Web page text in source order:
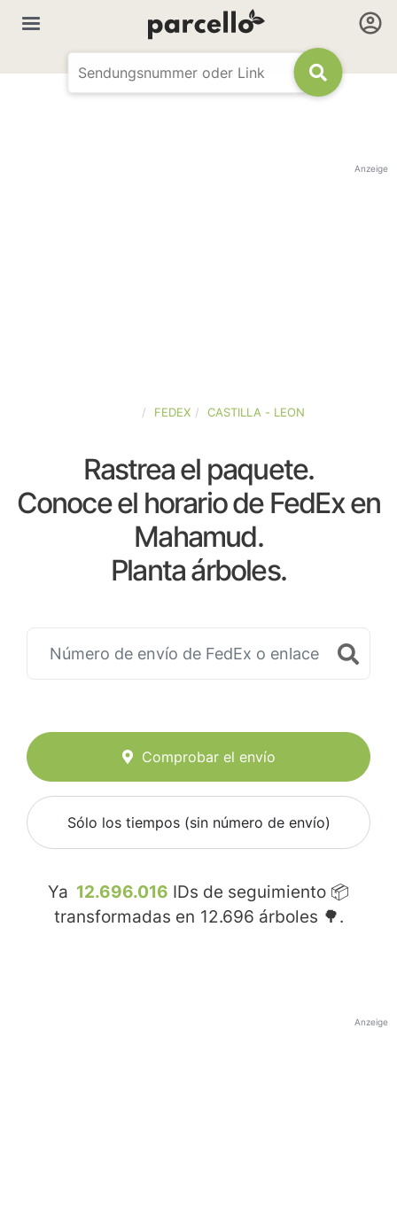
Anzeige
FEDEX CASTILLA - LEON
Rastrea el paquete.
Conoce el horario de FedEx en
Mahamud.
Planta árboles.
Comprobar el envío
Sólo los tiempos (sin número de envío)
Ya 12.696.016 IDs de seguimiento 📦
transformadas en 12.696 árboles 🌳.
Anzeige